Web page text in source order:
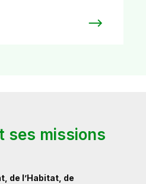
ses missions
de l’Habitat, de